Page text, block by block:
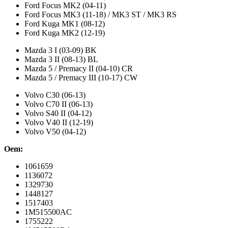
Ford Focus MK2 (04-11)
Ford Focus MK3 (11-18) / MK3 ST / MK3 RS
Ford Kuga MK1 (08-12)
Ford Kuga MK2 (12-19)
Mazda 3 I (03-09) BK
Mazda 3 II (08-13) BL
Mazda 5 / Premacy II (04-10) CR
Mazda 5 / Premacy III (10-17) CW
Volvo C30 (06-13)
Volvo C70 II (06-13)
Volvo S40 II (04-12)
Volvo V40 II (12-19)
Volvo V50 (04-12)
Oem:
1061659
1136072
1329730
1448127
1517403
1M515500AC
1755222